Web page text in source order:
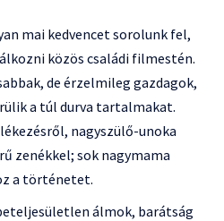
mai kedvencet sorolunk fel,
közös családi filmestén.
de érzelmileg gazdagok,
a túl durva tartalmakat.
nagyszülő-unoka
zenékkel; sok nagymama
a történetet.
álmok, barátság